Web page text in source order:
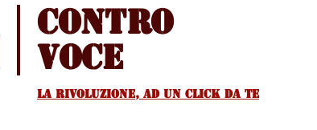
Contro
voce
La rivoluzione, ad un Click da te